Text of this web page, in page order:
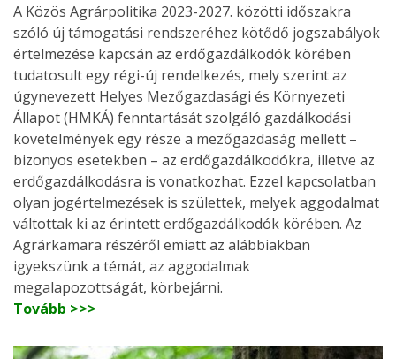
A Közös Agrárpolitika 2023-2027. közötti időszakra
szóló új támogatási rendszeréhez kötődő jogszabályok
értelmezése kapcsán az erdőgazdálkodók körében
tudatosult egy régi-új rendelkezés, mely szerint az
úgynevezett Helyes Mezőgazdasági és Környezeti
Állapot (HMKÁ) fenntartását szolgáló gazdálkodási
követelmények egy része a mezőgazdaság mellett –
bizonyos esetekben – az erdőgazdálkodókra, illetve az
erdőgazdálkodásra is vonatkozhat. Ezzel kapcsolatban
olyan jogértelmezések is születtek, melyek aggodalmat
váltottak ki az érintett erdőgazdálkodók körében. Az
Agrárkamara részéről emiatt az alábbiakban
igyekszünk a témát, az aggodalmak
megalapozottságát, körbejárni.
Tovább >>>